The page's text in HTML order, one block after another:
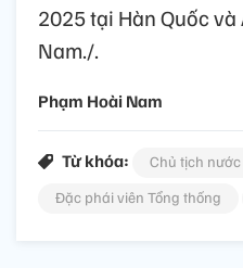
2025 tại Hàn Quốc
Nam./.
Phạm Hoài Nam
Từ khóa: Chủ tịch
Đặc phái viên Tổng thống